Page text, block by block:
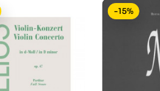
-15%